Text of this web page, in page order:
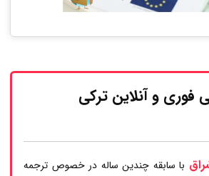
فوری و آنلاین ترکی
با سابقه چندین ساله در خصوص ترجمه